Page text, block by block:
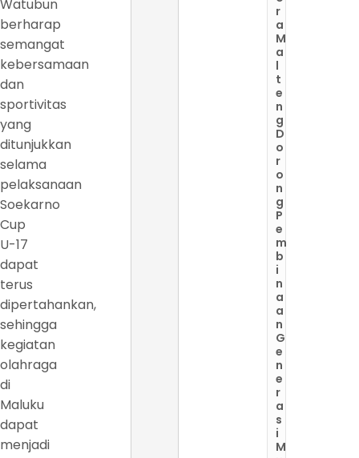
Watubun
berharap
semangat
kebersamaan
dan
sportivitas
yang
ditunjukkan
selama
pelaksanaan
Soekarno
Cup
U-17
dapat
terus
dipertahankan,
sehingga
kegiatan
olahraga
di
Maluku
dapat
menjadi
r
a
M
a
l
t
e
n
g
D
o
r
o
n
g
P
e
m
b
i
n
a
a
n
G
e
n
e
r
a
s
i
M